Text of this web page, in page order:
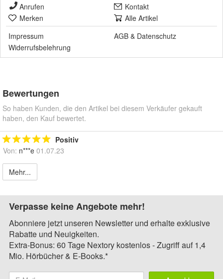
Anrufen
Kontakt
Merken
Alle Artikel
Impressum
AGB & Datenschutz
Widerrufsbelehrung
Bewertungen
So haben Kunden, die den Artikel bei diesem Verkäufer gekauft
haben, den Kauf bewertet.
Positiv
Von: n***e 01.07.23
Mehr...
Verpasse keine Angebote mehr!
Abonniere jetzt unseren Newsletter und erhalte exklusive
Rabatte und Neuigkeiten.
Extra-Bonus: 60 Tage Nextory kostenlos - Zugriff auf 1,4
Mio. Hörbücher & E-Books.*